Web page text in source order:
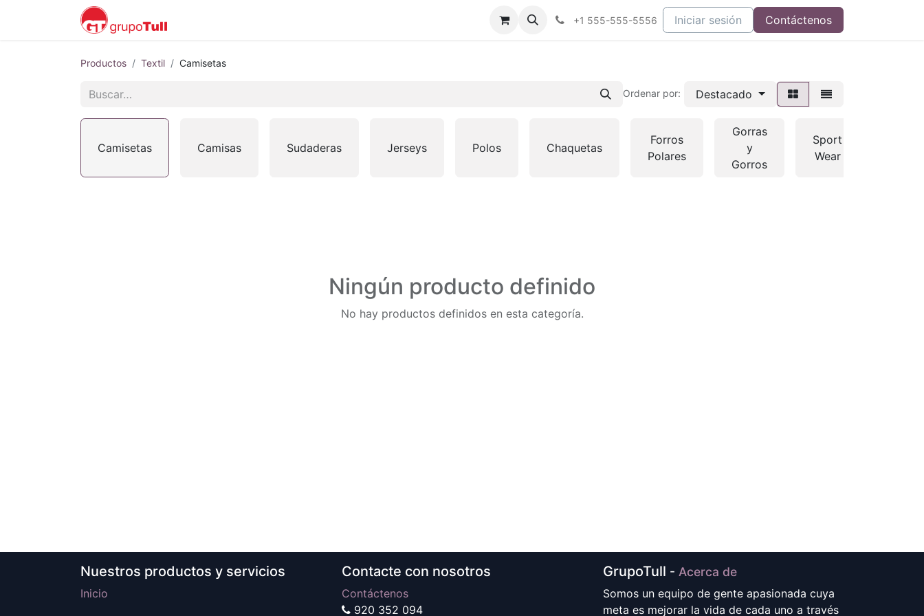
+1 555-555-5556 Iniciar sesión Contáctenos
Productos Textil Camisetas
Ordenar por: Destacado
Camisetas Camisas Sudaderas Jerseys Polos Chaquetas
Forros
Polares
Gorras
y
Gorros
Sport
Wear
Ningún producto definido
No hay productos definidos en esta categoría.
Nuestros productos y servicios
Inicio
Contacte con nosotros
Contáctenos
920 352 094
GrupoTull - Acerca de
Somos un equipo de gente apasionada cuya
meta es mejorar la vida de cada uno a través